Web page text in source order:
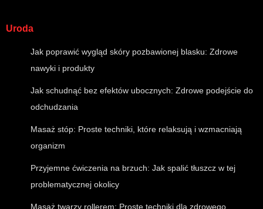
Uroda
Jak poprawić wygląd skóry pozbawionej blasku: Zdrowe
nawyki i produkty
Jak schudnąć bez efektów ubocznych: Zdrowe podejście do
odchudzania
Masaż stóp: Proste techniki, które relaksują i wzmacniają
organizm
Przyjemne ćwiczenia na brzuch: Jak spalić tłuszcz w tej
problematycznej okolicy
Masaż twarzy rollerem: Proste techniki dla zdrowego